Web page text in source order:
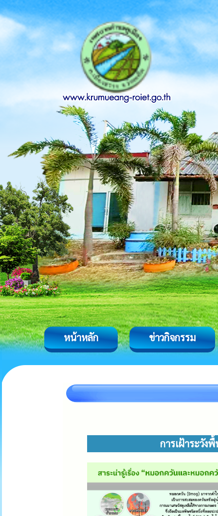
หน้าหลัก ข่าวกิจกรรม
การเฝ้าระวัง